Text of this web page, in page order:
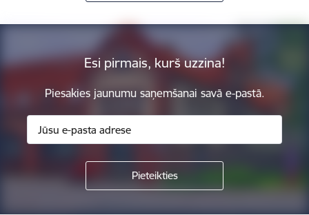
Esi pirmais, kurš uzzina!
Piesakies jaunumu saņemšanai savā e-pastā.